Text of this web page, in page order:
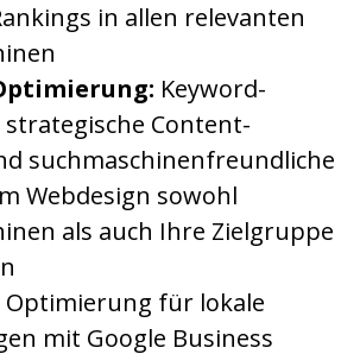
in allen relevanten
Keyword-
strategische Content-
suchmaschinenfreundliche
Webdesign sowohl
als auch Ihre Zielgruppe
Optimierung für lokale
mit Google Business